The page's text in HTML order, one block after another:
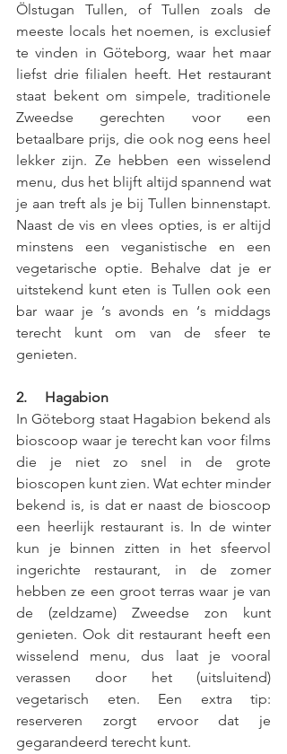
Ölstugan Tullen, of Tullen zoals de
meeste locals het noemen, is exclusief
te vinden in Göteborg, waar het maar
liefst drie filialen heeft. Het restaurant
staat bekent om simpele, traditionele
Zweedse gerechten voor een
betaalbare prijs, die ook nog eens heel
lekker zijn. Ze hebben een wisselend
menu, dus het blijft altijd spannend wat
je aan treft als je bij Tullen binnenstapt.
Naast de vis en vlees opties, is er altijd
minstens een veganistische en een
vegetarische optie. Behalve dat je er
uitstekend kunt eten is Tullen ook een
bar waar je ‘s avonds en ‘s middags
terecht kunt om van de sfeer te
genieten.
2.     Hagabion
In Göteborg staat Hagabion bekend als
bioscoop waar je terecht kan voor films
die je niet zo snel in de grote
bioscopen kunt zien. Wat echter minder
bekend is, is dat er naast de bioscoop
een heerlijk restaurant is. In de winter
kun je binnen zitten in het sfeervol
ingerichte restaurant, in de zomer
hebben ze een groot terras waar je van
de (zeldzame) Zweedse zon kunt
genieten. Ook dit restaurant heeft een
wisselend menu, dus laat je vooral
verassen door het (uitsluitend)
vegetarisch eten. Een extra tip:
reserveren zorgt ervoor dat je
gegarandeerd terecht kunt.